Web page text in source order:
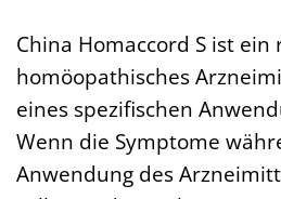
China Homaccord S ist
homöopathisches
eines spezifischen
Wenn die Symptome
Anwendung des